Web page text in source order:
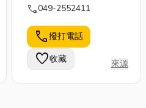
call049-2552411
call撥打電話
favorite收藏 來源